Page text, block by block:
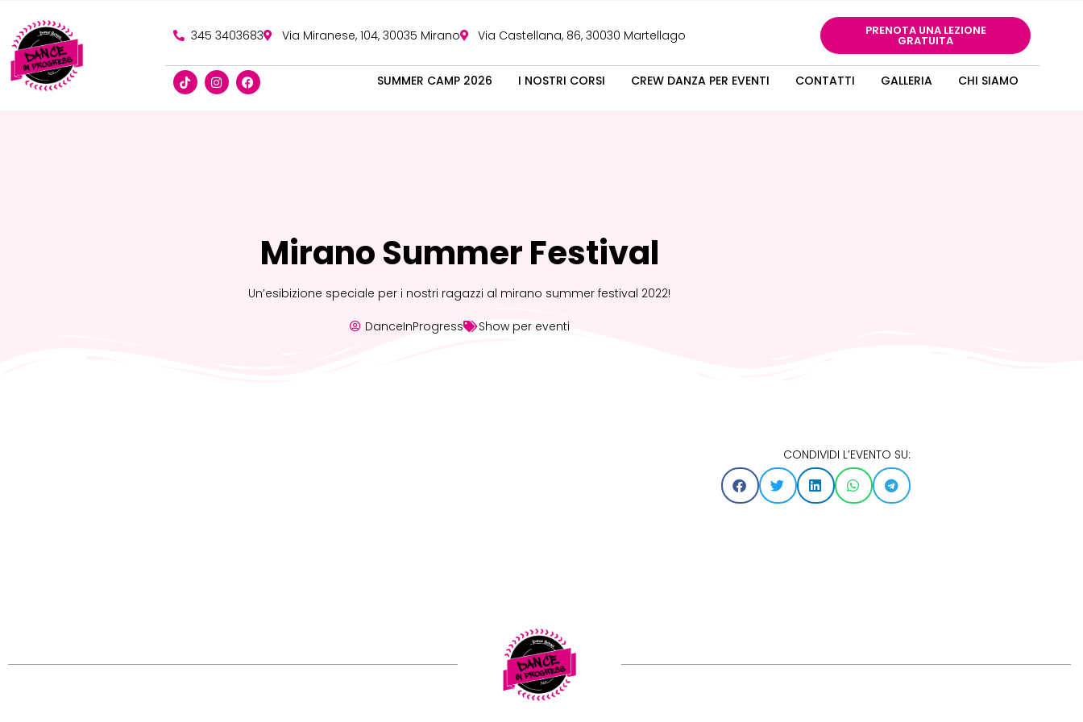
345 3403683 Via Miranese, 104, 30035 Mirano Via Castellana, 86, 30030 Martellago PRENOTA UNA LEZIONE
GRATUITA
SUMMER CAMP 2026 I NOSTRI CORSI CREW DANZA PER EVENTI CONTATTI GALLERIA CHI SIAMO
Mirano Summer Festival
Un’esibizione speciale per i nostri ragazzi al mirano summer festival 2022!
DanceInProgress Show per eventi
CONDIVIDI L’EVENTO SU: